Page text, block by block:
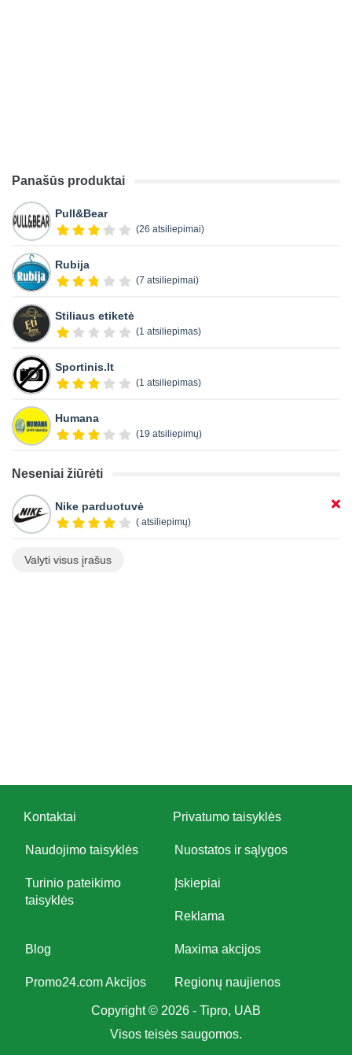
Panašūs produktai
Pull&Bear
(26 atsiliepimai)
Rubija
(7 atsiliepimai)
Stiliaus etiketė
(1 atsiliepimas)
Sportinis.lt
(1 atsiliepimas)
Humana
(19 atsiliepimų)
Neseniai žiūrėti
Nike parduotuvė
( atsiliepimų)
Valyti visus įrašus
Kontaktai Privatumo taisyklės
Naudojimo taisyklės Nuostatos ir sąlygos
Turinio pateikimo
taisyklės
Įskiepiai
Reklama
Blog Maxima akcijos
Promo24.com Akcijos Regionų naujienos
Copyright © 2026 - Tipro, UAB
Visos teisės saugomos.